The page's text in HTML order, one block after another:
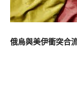
俄烏與美伊衝突合